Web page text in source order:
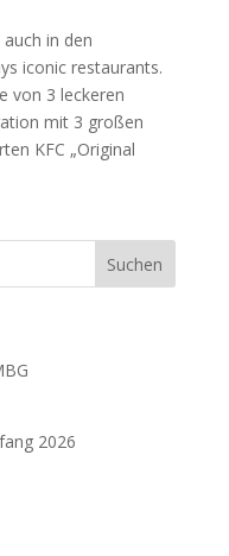
in den
iconic restaurants.
von 3 leckeren
mit 3 großen
KFC „Original
2026